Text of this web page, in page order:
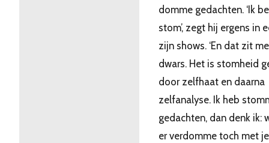
domme gedachten. ‘Ik
stom’, zegt hij ergens in
zijn shows. ‘En dat zit me
dwars. Het is stomheid
door zelfhaat en daarna
zelfanalyse. Ik heb
gedachten, dan denk ik:
er verdomme toch met